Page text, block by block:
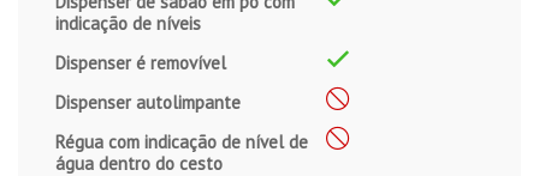
indicação de níveis
Dispenser é removível
Dispenser autolimpante
Régua com indicação de nível de
água dentro do cesto